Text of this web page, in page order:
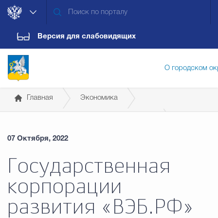
Версия для слабовидящих
О городском
Новости
Главная Экономика
07 Октября, 2022
Государственная
корпорации
развития «ВЭБ.РФ»